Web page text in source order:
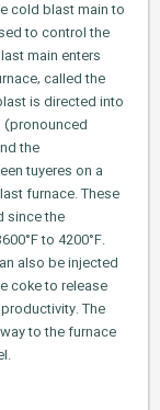
cold blast main to
to control the
main enters
called the
is directed into
(pronounced
the
tuyeres on a
furnace. These
since the
to 4200°F.
also be injected
coke to release
productivity. The
way to the furnace